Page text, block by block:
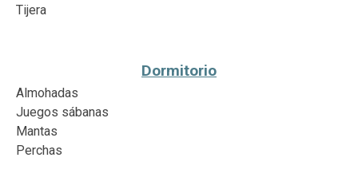
Tijera
Dormitorio
Almohadas
Juegos sábanas
Mantas
Perchas